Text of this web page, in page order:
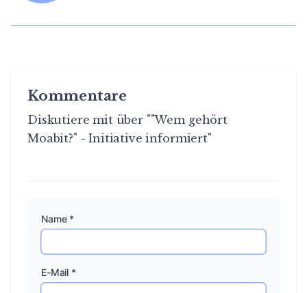
Kommentare
Diskutiere mit über ""Wem gehört
Moabit?" - Initiative informiert"
Name *
E-Mail *